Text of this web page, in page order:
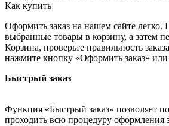
Как купить
Оформить заказ на нашем сайте легко.
выбранные товары в корзину, а затем
Корзина, проверьте правильность
нажмите кнопку «Оформить заказ»
Быстрый заказ
Функция «Быстрый заказ» позволяет
проходить всю процедуру оформления